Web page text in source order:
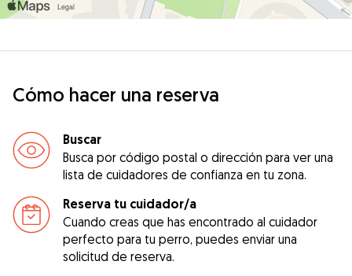
Cómo hacer una reserva
Buscar
Busca por código postal o dirección para ver una
lista de cuidadores de confianza en tu zona.
Reserva tu cuidador/a
Cuando creas que has encontrado al cuidador
perfecto para tu perro, puedes enviar una
solicitud de reserva.